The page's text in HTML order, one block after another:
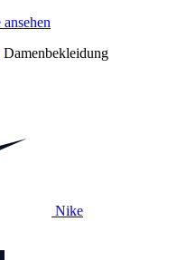
Damenbekleidung
Nike